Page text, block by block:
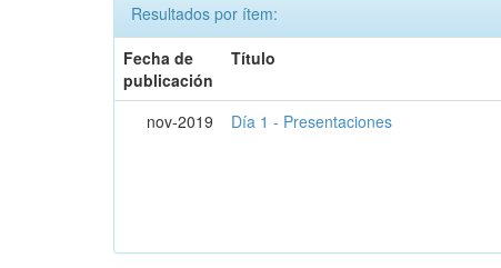
Resultados por ítem:
Fecha de
publicación
Título
nov-2019 Día 1 - Presentaciones